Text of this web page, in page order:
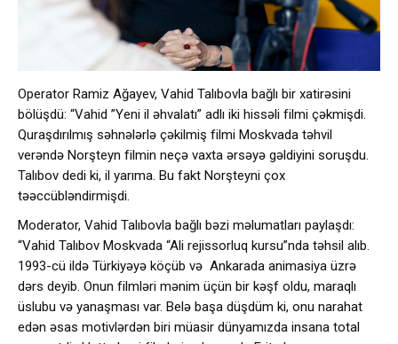
Operator Ramiz Ağayev, Vahid Talıbovla bağlı bir xatirəsini
bölüşdü: “Vahid ”Yeni il əhvalatı” adlı iki hissəli filmi çəkmişdi.
Quraşdırılmış səhnələrlə çəkilmiş filmi Moskvada təhvil
verəndə Norşteyn filmin neçə vaxta ərsəyə gəldiyini soruşdu.
Talıbov dedi ki, il yarıma. Bu fakt Norşteyni çox
təəccübləndirmişdi.
Moderator, Vahid Talıbovla bağlı bəzi məlumatları paylaşdı:
“Vahid Talıbov Moskvada “Ali rejissorluq kursu”nda təhsil alıb.
1993-cü ildə Türkiyəyə köçüb və Ankarada animasiya üzrə
dərs deyib. Onun filmləri mənim üçün bir kəşf oldu, maraqlı
üslubu və yanaşması var. Belə başa düşdüm ki, onu narahat
edən əsas motivlərdən biri müasir dünyamızda insana total